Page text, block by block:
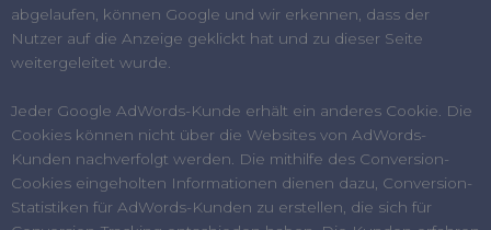
abgelaufen, können Google und wir erkennen, dass der
Nutzer auf die Anzeige geklickt hat und zu dieser Seite
weitergeleitet wurde.
Jeder Google AdWords-Kunde erhält ein anderes Cookie. Die
Cookies können nicht über die Websites von AdWords-
Kunden nachverfolgt werden. Die mithilfe des Conversion-
Cookies eingeholten Informationen dienen dazu, Conversion-
Statistiken für AdWords-Kunden zu erstellen, die sich für